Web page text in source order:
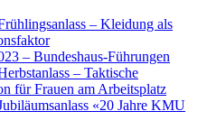
– Kleidung als
– Bundeshaus-Führungen
– Taktische
für Frauen am Arbeitsplatz
«20 Jahre KMU